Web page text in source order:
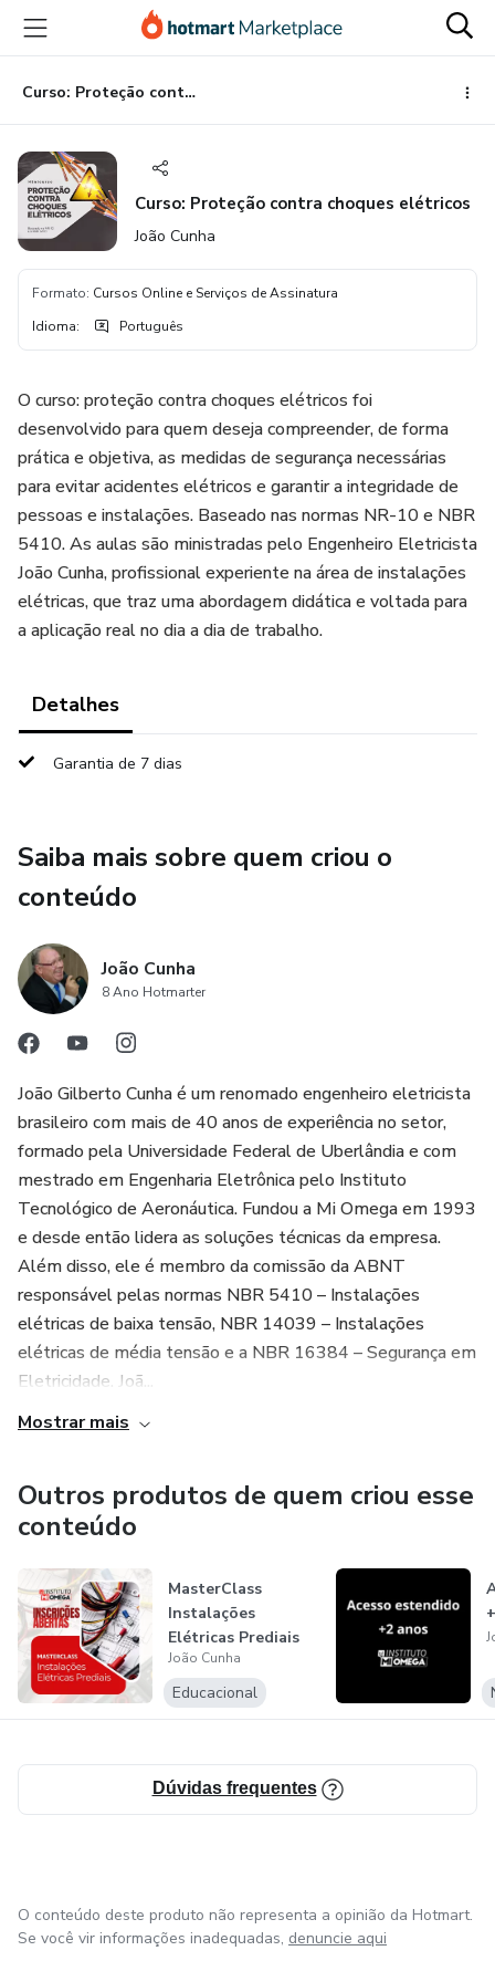
para
conteúdo
principal
para
pagamento
para
rodapé
Curso: Proteção contra choques elétricos
Curso: Proteção contra choques elétricos
João Cunha
Formato: Cursos Online e Serviços de Assinatura
Idioma: Português
O curso: proteção contra choques elétricos foi
desenvolvido para quem deseja compreender, de forma
prática e objetiva, as medidas de segurança necessárias
para evitar acidentes elétricos e garantir a integridade de
pessoas e instalações. Baseado nas normas NR-10 e NBR
5410. As aulas são ministradas pelo Engenheiro Eletricista
João Cunha, profissional experiente na área de instalações
elétricas, que traz uma abordagem didática e voltada para
a aplicação real no dia a dia de trabalho.
Detalhes
Garantia de 7 dias
Saiba mais sobre quem criou o
conteúdo
João Cunha
8 Ano Hotmarter
João Gilberto Cunha é um renomado engenheiro eletricista
brasileiro com mais de 40 anos de experiência no setor,
formado pela Universidade Federal de Uberlândia e com
mestrado em Engenharia Eletrônica pelo Instituto
Tecnológico de Aeronáutica. Fundou a Mi Omega em 1993
e desde então lidera as soluções técnicas da empresa.
Além disso, ele é membro da comissão da ABNT
responsável pelas normas NBR 5410 – Instalações
elétricas de baixa tensão, NBR 14039 – Instalações
elétricas de média tensão e a NBR 16384 – Segurança em
Eletricidade. Joã...
Mostrar mais
Outros produtos de quem criou esse
conteúdo
MasterClass
Instalações
Elétricas Prediais
João Cunha
Educacional
Dúvidas frequentes
O conteúdo deste produto não representa a opinião da Hotmart.
Se você vir informações inadequadas, denuncie aqui